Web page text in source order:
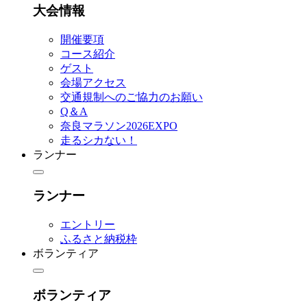
大会情報
開催要項
コース紹介
ゲスト
会場アクセス
交通規制へのご協力のお願い
Q＆A
奈良マラソン2026EXPO
走るシカない！
ランナー
ランナー
エントリー
ふるさと納税枠
ボランティア
ボランティア